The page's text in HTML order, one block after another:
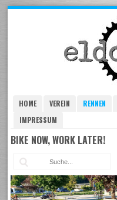
HOME VEREIN RENNEN
IMPRESSUM
BIKE NOW, WORK LATER!